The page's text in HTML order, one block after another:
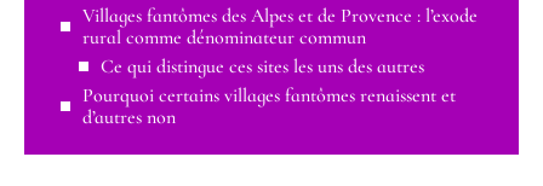
Villages fantômes des Alpes et de Provence : l’exode
rural comme dénominateur commun
Ce qui distingue ces sites les uns des autres
Pourquoi certains villages fantômes renaissent et
d’autres non